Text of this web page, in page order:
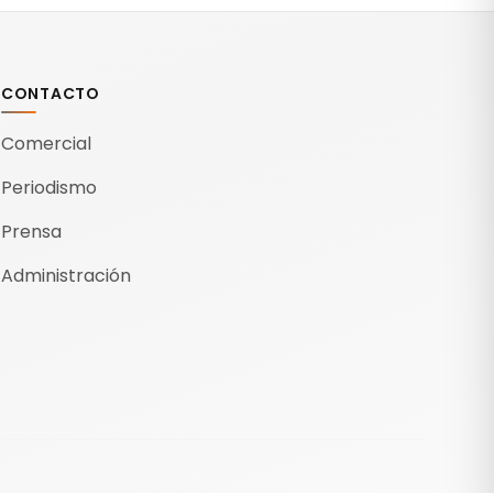
CONTACTO
Comercial
Periodismo
Prensa
Administración